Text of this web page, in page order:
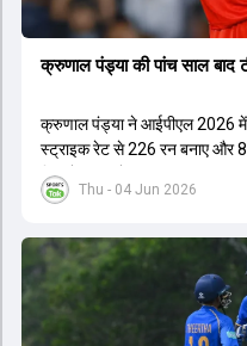
Thu - 04 Jun 2026
क्रुणाल पंड्या की पांच साल बाद
क्रुणाल पंड्या ने आईपीएल 2026
स्ट्राइक रेट से 226 रन बनाए और
जिससे RCB ने अपना लगातार दूसरा